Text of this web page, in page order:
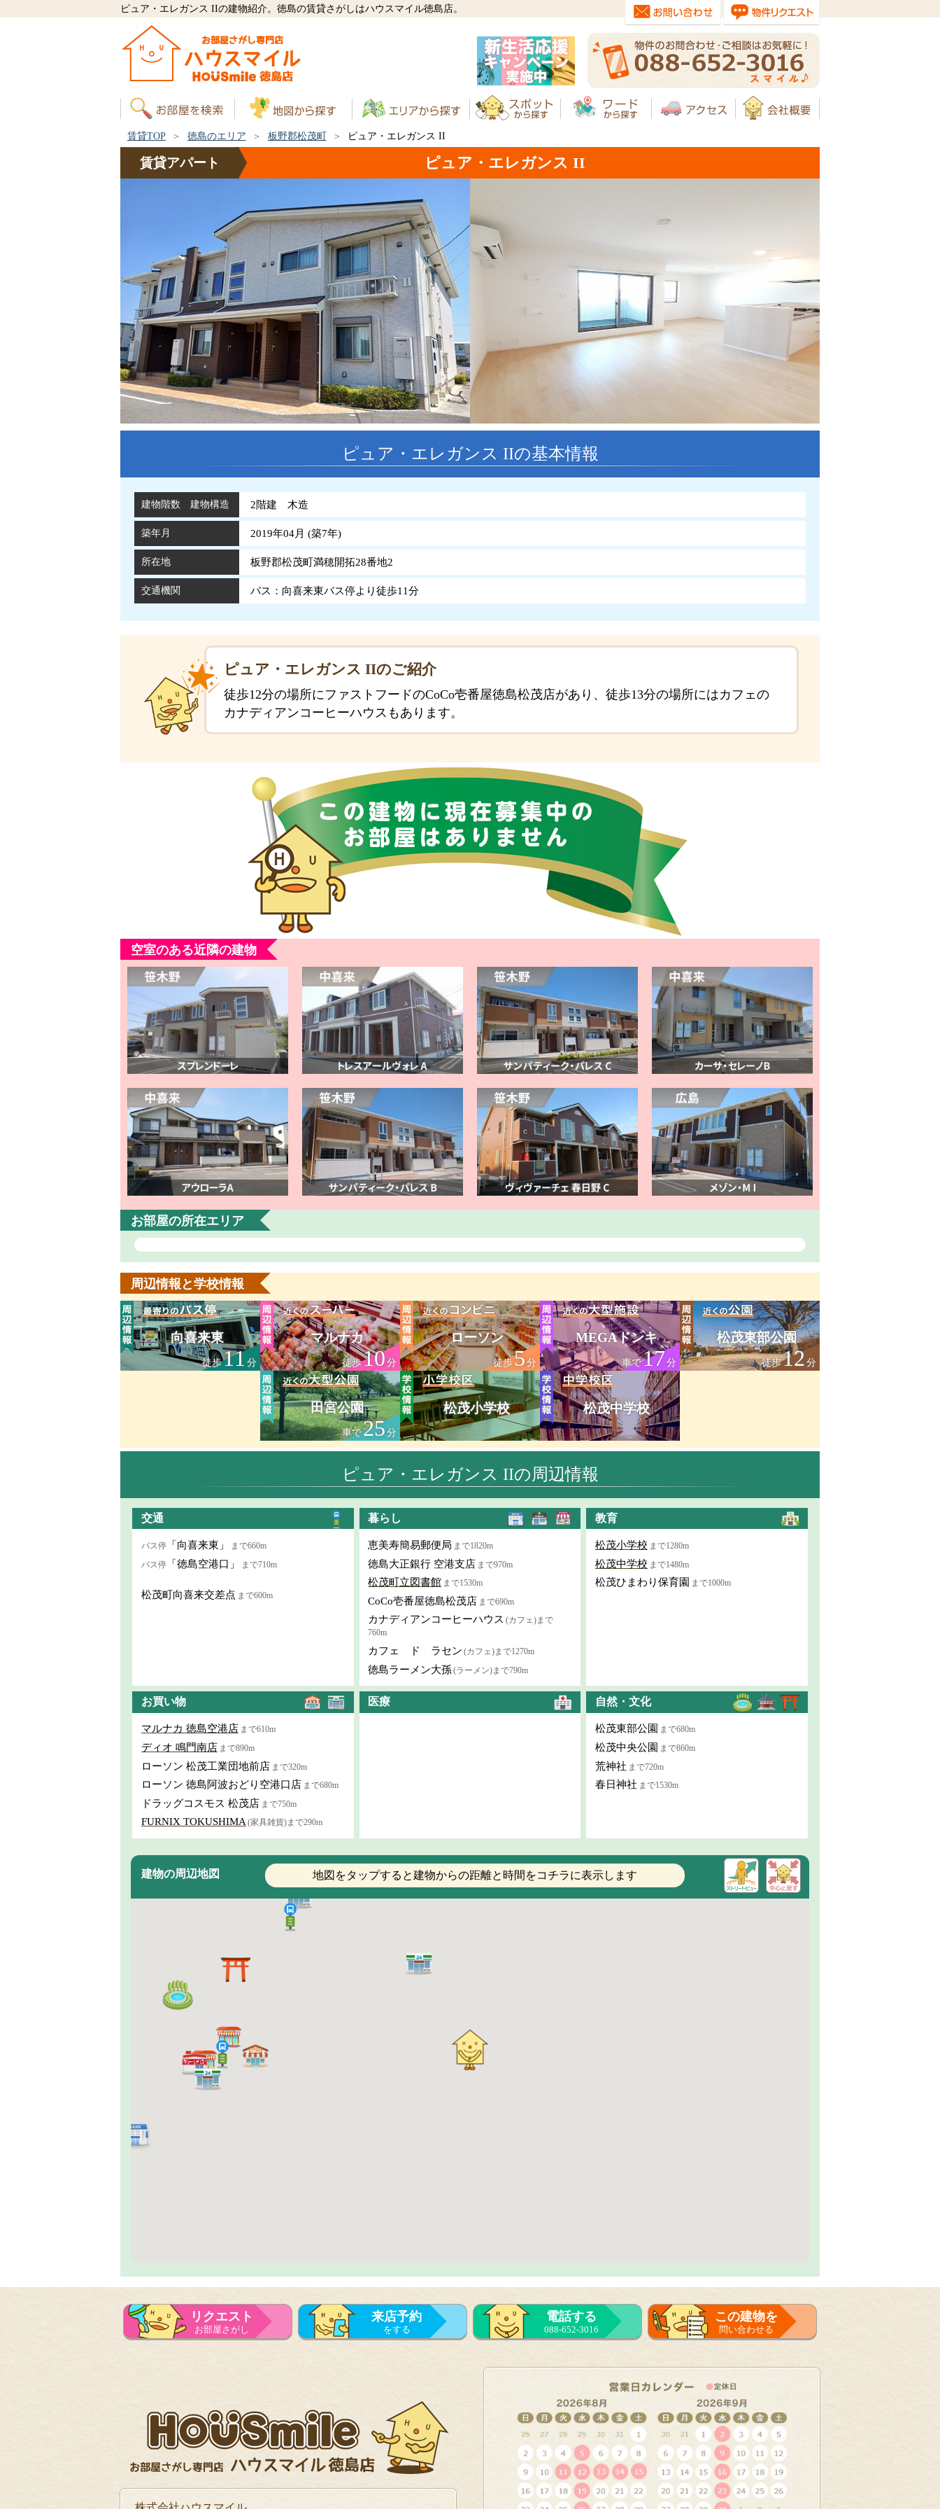
ピュア・エレガンス IIの建物紹介。徳島の賃貸さがしはハウスマイル徳島店。
賃貸TOP 徳島のエリア 板野郡松茂町 ピュア・エレガンス II
賃貸アパート ピュア・エレガンス II
ピュア・エレガンス IIの基本情報
建物階数 建物構造 2階建 木造
築年月 2019年04月 (築7年)
所在地 板野郡松茂町満穂開拓28番地2
交通機関 バス：向喜来東バス停より徒歩11分
ピュア・エレガンス IIのご紹介
徒歩12分の場所にファストフードのCoCo壱番屋徳島松茂店があり、徒歩13分の場所にはカフェの
カナディアンコーヒーハウスもあります。
空室のある近隣の建物
お部屋の所在エリア
周辺情報と学校情報
向喜来東
徒歩11分
マルナカ
徒歩10分
ローソン
徒歩5分
MEGAドンキ
車で17分
松茂東部公園
徒歩12分
田宮公園
車で25分
松茂小学校 松茂中学校
ピュア・エレガンス IIの周辺情報
交通
バス停 「向喜来東」
まで660m
バス停 「徳島空港口」 まで710m
松茂町向喜来交差点 まで600m
暮らし
恵美寿簡易郵便局 まで1820m
徳島大正銀行 空港支店 まで970m
松茂町立図書館 まで1530m
CoCo壱番屋徳島松茂店 まで690m
カナディアンコーヒーハウス (カフェ)まで
760m
カフェ ド ラセン (カフェ)まで1270m
徳島ラーメン大孫(ラーメン)まで790m
教育
松茂小学校 まで1280m
松茂中学校 まで1480m
松茂ひまわり保育園 まで1000m
お買い物
マルナカ 徳島空港店 まで610m
ディオ 鳴門南店 まで890m
ローソン 松茂工業団地前店 まで320m
ローソン 徳島阿波おどり空港口店 まで680m
ドラッグコスモス 松茂店 まで750m
FURNIX TOKUSHIMA(家具雑貨)まで290m
医療 自然・文化
松茂東部公園 まで680m
松茂中央公園 まで860m
荒神社 まで720m
春日神社 まで1530m
建物の周辺地図 地図をタップすると建物からの距離と時間をコチラに表示します
リクエスト
お部屋さがし
来店予約
をする
電話する
088-652-3016
この建物を
問い合わせる